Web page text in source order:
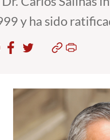
y ha sido